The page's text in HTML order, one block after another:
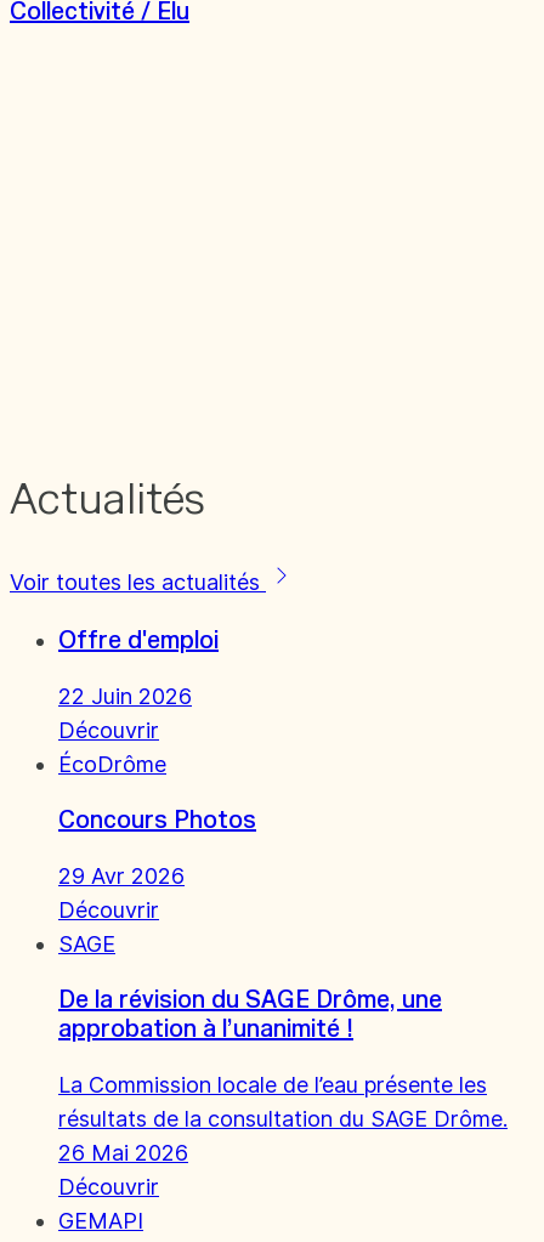
Collectivité / Elu
Actualités
Voir toutes les actualités
Offre d'emploi
22 Juin 2026
Découvrir
ÉcoDrôme
Concours Photos
29 Avr 2026
Découvrir
SAGE
De la révision du SAGE Drôme, une
approbation à l’unanimité !
La Commission locale de l’eau présente les
résultats de la consultation du SAGE Drôme.
26 Mai 2026
Découvrir
GEMAPI